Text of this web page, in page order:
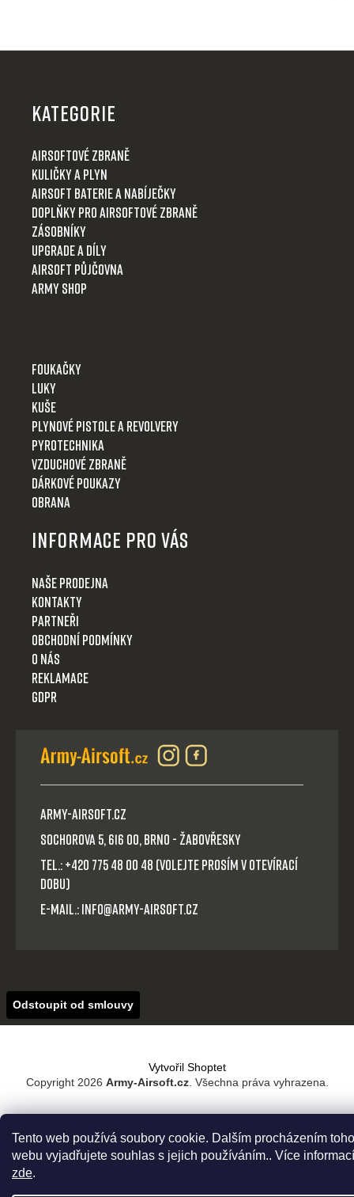
Tento web používá soubory cookie. Dalším procházením
webu vyjadřujete souhlas s jejich používáním.. Více informací
zde.
KATEGORIE
Airsoftové zbraně
Kuličky a plyn
Airsoft baterie a nabíječky
Doplňky pro airsoftové zbraně
Zásobníky
Upgrade a díly
Airsoft půjčovna
Army shop
Foukačky
Luky
Kuše
Plynové pistole a revolvery
Pyrotechnika
Vzduchové zbraně
Dárkové poukazy
Obrana
Informace pro Vás
Naše prodejna
Kontakty
Partneři
Obchodní podmínky
O nás
Reklamace
GDPR
Army-Airsoft.cz
Sochorova 5, 616 00, Brno - Žabovřesky
Tel.: +420 775 48 00 48 (volejte prosím v otevírací
dobu)
E-mail.: info@army-airsoft.cz
Odstoupit od smlouvy
Vytvořil Shoptet
Copyright 2026 Army-Airsoft.cz. Všechna práva vyhrazena.